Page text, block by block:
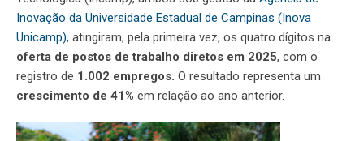
Inovação da Universidade Estadual de Campinas (Inova
Unicamp), atingiram, pela primeira vez, os quatro dígitos na
oferta de postos de trabalho diretos em 2025, com o
registro de 1.002 empregos. O resultado representa um
crescimento de 41% em relação ao ano anterior.